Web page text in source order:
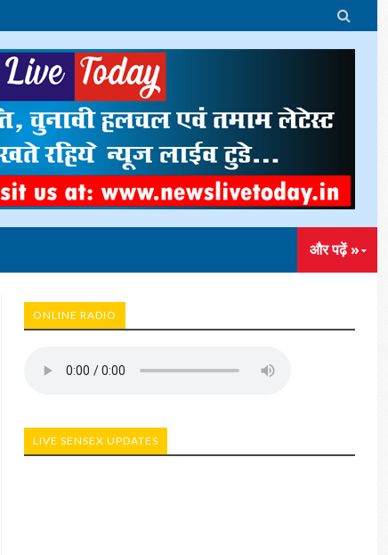

और पढ़ें »
ONLINE RADIO
LIVE SENSEX UPDATES